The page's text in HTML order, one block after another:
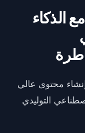
الذكاء
محتوى عالي